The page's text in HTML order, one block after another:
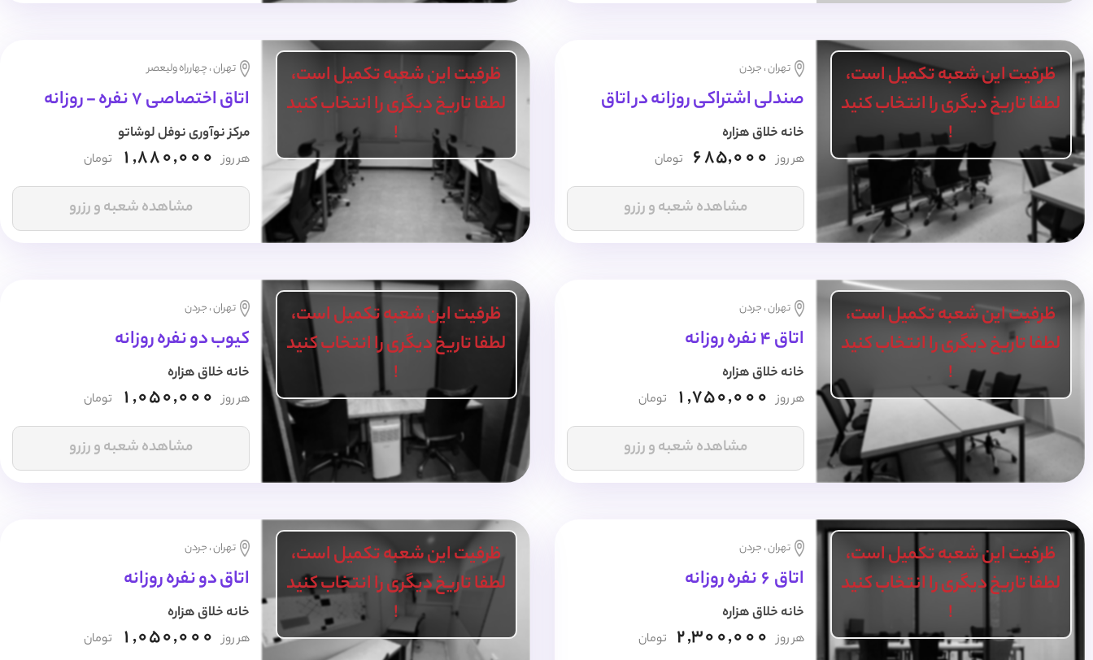
ظرفیت این شعبه تکمیل است،
لطفا تاریخ دیگری را انتخاب کنید
!
تهران ، جردن
صندلی اشتراکی روزانه در اتاق
خانه خلاق هزاره
هر روز 685,000 تومان
مشاهده شعبه و رزرو
ظرفیت این شعبه تکمیل است،
لطفا تاریخ دیگری را انتخاب کنید
!
تهران ، چهارراه ولیعصر
اتاق اختصاصی 7 نفره - روزانه
مرکز نوآوری نوفل لوشاتو
هر روز 1,880,000 تومان
مشاهده شعبه و رزرو
ظرفیت این شعبه تکمیل است،
لطفا تاریخ دیگری را انتخاب کنید
!
تهران ، جردن
اتاق 4 نفره روزانه
خانه خلاق هزاره
هر روز 1,750,000 تومان
مشاهده شعبه و رزرو
ظرفیت این شعبه تکمیل است،
لطفا تاریخ دیگری را انتخاب کنید
!
تهران ، جردن
کیوب دو نفره روزانه
خانه خلاق هزاره
هر روز 1,050,000 تومان
مشاهده شعبه و رزرو
ظرفیت این شعبه تکمیل است،
لطفا تاریخ دیگری را انتخاب کنید
!
تهران ، جردن
اتاق 6 نفره روزانه
خانه خلاق هزاره
هر روز 2,300,000 تومان
ظرفیت این شعبه تکمیل است،
لطفا تاریخ دیگری را انتخاب کنید
!
تهران ، جردن
اتاق دو نفره روزانه
خانه خلاق هزاره
هر روز 1,050,000 تومان